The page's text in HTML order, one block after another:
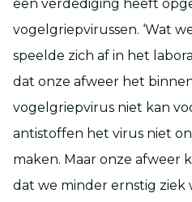
een verdediging heeft
vogelgriepvirussen. ‘Wat
speelde zich af in het
dat onze afweer het
vogelgriepvirus niet kan
antistoffen het virus niet
maken. Maar onze afweer
dat we minder ernstig ziek